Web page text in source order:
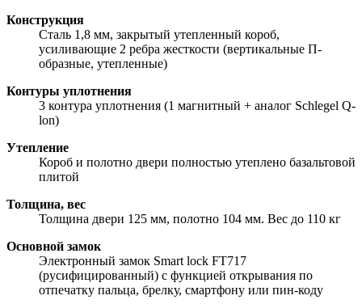
Конструкция
Сталь 1,8 мм, закрытый утепленный короб,
усиливающие 2 ребра жесткости (вертикальные П-
образные, утепленные)
Контуры уплотнения
3 контура уплотнения (1 магнитный + аналог Schlegel Q-
lon)
Утепление
Короб и полотно двери полностью утеплено базальтовой
плитой
Толщина, вес
Толщина двери 125 мм, полотно 104 мм. Вес до 110 кг
Основной замок
Электронный замок Smart lock FT717
(русифицированный) с функцией открывания по
отпечатку пальца, брелку, смартфону или пин-коду